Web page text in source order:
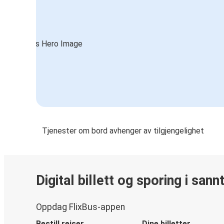
Tjenester om bord avhenger av tilgjengelighet
Digital billett og sporing i
Oppdag FlixBus-appen